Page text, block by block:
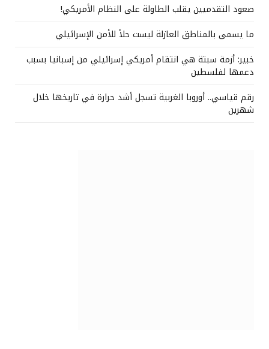
صعود التقدميين يقلب الطاولة على النظام الأمريكي!
ما يسمى بالمناطق العازلة ليست حلاً للأمن الإسرائيلي
خبير: أزمة سبتة هي انتقام أمريكي إسرائيلي من إسبانيا بسبب
دعمها لفلسطين
رقم قياسي.. أوروبا الغربية تسجل أشد حرارة في تاريخها خلال
شهرين